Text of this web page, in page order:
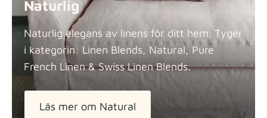
Naturlig
Naturlig elegans av linens för ditt hem. Tyger
i kategorin: Linen Blends, Natural, Pure
French Linen & Swiss Linen Blends.
Läs mer om Natural